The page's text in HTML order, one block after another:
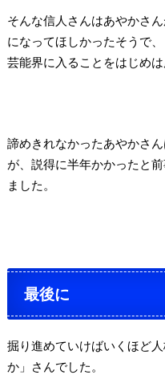
そんな信人さんはあやかさ
になってほしかったそうで、
芸能界に入ることをはじめは
諦めきれなかったあやかさ
が、説得に半年かかったと
ました。
最後に
掘り進めていけばいくほど
か」さんでした。